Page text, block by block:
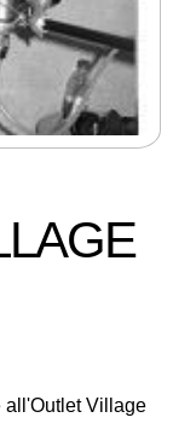
all'Outlet Village